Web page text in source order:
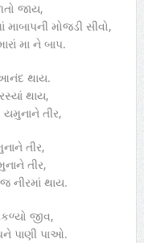
જાય,
મોજડી સીવો,
મા ને બાપ.
થાય.
થાય,
તીર,
તીર,
તીર,
નીરમાં થાય.
જીવ,
પાણી પાઓ.